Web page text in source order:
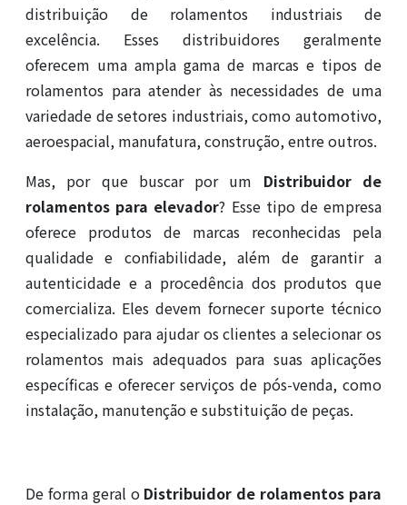
distribuição de rolamentos industriais de
excelência. Esses distribuidores geralmente
oferecem uma ampla gama de marcas e tipos de
rolamentos para atender às necessidades de uma
variedade de setores industriais, como automotivo,
aeroespacial, manufatura, construção, entre outros.
Mas, por que buscar por um Distribuidor de
rolamentos para elevador? Esse tipo de empresa
oferece produtos de marcas reconhecidas pela
qualidade e confiabilidade, além de garantir a
autenticidade e a procedência dos produtos que
comercializa. Eles devem fornecer suporte técnico
especializado para ajudar os clientes a selecionar os
rolamentos mais adequados para suas aplicações
específicas e oferecer serviços de pós-venda, como
instalação, manutenção e substituição de peças.
De forma geral o Distribuidor de rolamentos para